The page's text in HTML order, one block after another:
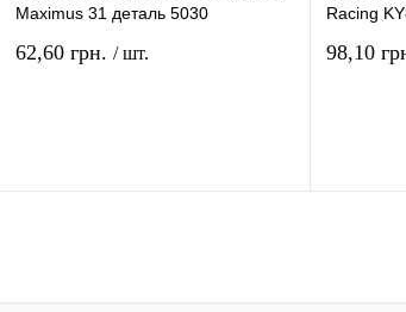
Maximus 31 деталь 5030
62,60 грн. / шт.
Racing
98,10